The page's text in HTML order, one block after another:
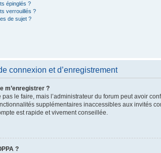
épinglés ?
verrouillés ?
de sujet ?
connexion et d’enregistrement
m’enregistrer ?
pas le faire, mais l’administrateur du forum peut avoir
supplémentaires inaccessibles aux invités
est rapide et vivement conseillée.
?